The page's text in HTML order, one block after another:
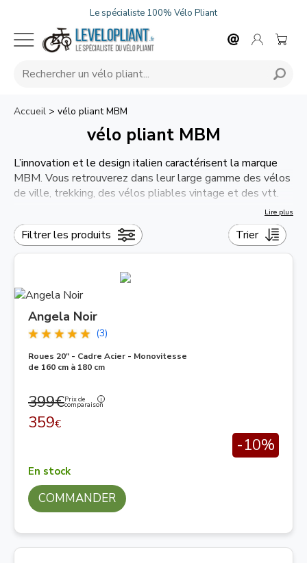
Le spécialiste 100% Vélo Pliant
Accueil > vélo pliant MBM
vélo pliant MBM
L’innovation et le design italien caractérisent la marque
MBM. Vous retrouverez dans leur large gamme des vélos
de ville, trekking, des vélos pliables vintage et des vtt.
Lire plus
Filtrer les produits Trier
Angela Noir
(3)
Roues 20" - Cadre Acier - Monovitesse
de 160 cm à 180 cm
399€Prix de
comparaison
359€
-10%
En stock
COMMANDER